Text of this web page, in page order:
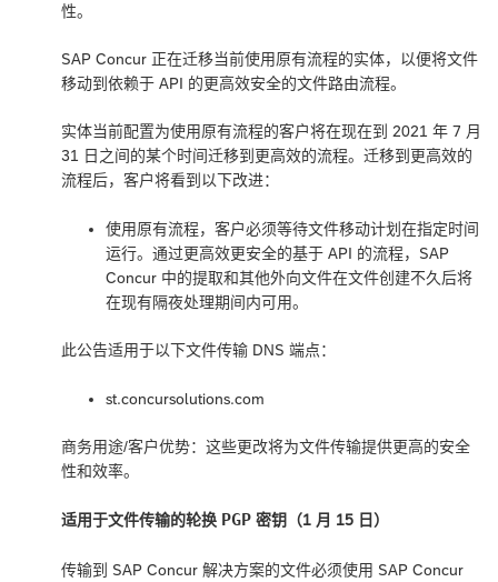
性。
SAP Concur 正在迁移当前使用原有流程的实体，以便将文件
移动到依赖于 API 的更高效安全的文件路由流程。
实体当前配置为使用原有流程的客户将在现在到 2021 年 7 月
31 日之间的某个时间迁移到更高效的流程。迁移到更高效的
流程后，客户将看到以下改进：
使用原有流程，客户必须等待文件移动计划在指定时间
运行。通过更高效更安全的基于 API 的流程，SAP
Concur 中的提取和其他外向文件在文件创建不久后将
在现有隔夜处理期间内可用。
此公告适用于以下文件传输 DNS 端点：
st.concursolutions.com
商务用途/客户优势：这些更改将为文件传输提供更高的安全
性和效率。
适用于文件传输的轮换 PGP 密钥（1 月 15 日）
传输到 SAP Concur 解决方案的文件必须使用 SAP Concur